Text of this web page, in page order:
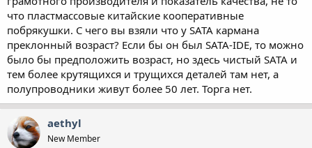
что пластмассовые китайские кооперативные
побрякушки. С чего вы взяли что у SATA кармана
преклонный возраст? Если бы он был SATA-IDE, то можно
было бы предположить возраст, но здесь чистый SATA и
тем более крутящихся и трущихся деталей там нет, а
полупроводники живут более 50 лет. Торга нет.
aethyl
New Member